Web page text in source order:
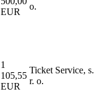
EUR
o.
1
105,55
EUR
Ticket Service, s.
r. o.